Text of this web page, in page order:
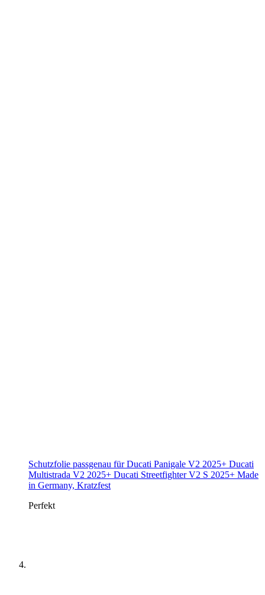
Schutzfolie passgenau für Ducati Panigale V2 2025+ Ducati
Multistrada V2 2025+ Ducati Streetfighter V2 S 2025+ Made
in Germany, Kratzfest
Perfekt